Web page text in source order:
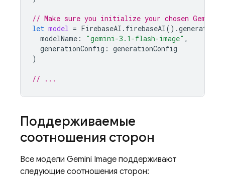
// Make sure you initialize your chosen Gemini
let model = FirebaseAI . firebaseAI().
modelName : "gemini-3.1-flash-image" ,
generationConfig : generationConfig
)
// ...
Поддерживаемые
соотношения сторон
Все модели Gemini Image поддерживают
следующие соотношения сторон: